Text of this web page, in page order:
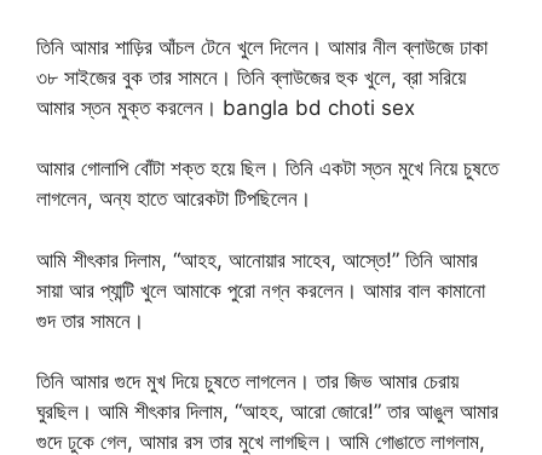
তিনি আমার শাড়ির আঁচল টেনে খুলে দিলেন। আমার নীল ব্লাউজে ঢাকা
৩৮ সাইজের বুক তার সামনে। তিনি ব্লাউজের হুক খুলে, ব্রা সরিয়ে
আমার স্তন মুক্ত করলেন। bangla bd choti sex
আমার গোলাপি বোঁটা শক্ত হয়ে ছিল। তিনি একটা স্তন মুখে নিয়ে চুষতে
লাগলেন, অন্য হাতে আরেকটা টিপছিলেন।
আমি শীৎকার দিলাম, “আহহ, আনোয়ার সাহেব, আস্তে!” তিনি আমার
সায়া আর প্যান্টি খুলে আমাকে পুরো নগ্ন করলেন। আমার বাল কামানো
গুদ তার সামনে।
তিনি আমার গুদে মুখ দিয়ে চুষতে লাগলেন। তার জিভ আমার চেরায়
ঘুরছিল। আমি শীৎকার দিলাম, “আহহ, আরো জোরে!” তার আঙুল আমার
গুদে ঢুকে গেল, আমার রস তার মুখে লাগছিল। আমি গোঙাতে লাগলাম,